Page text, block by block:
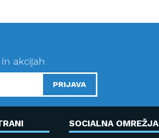
akcijah
PRIJAVA
SOCIALNA OMREŽJA